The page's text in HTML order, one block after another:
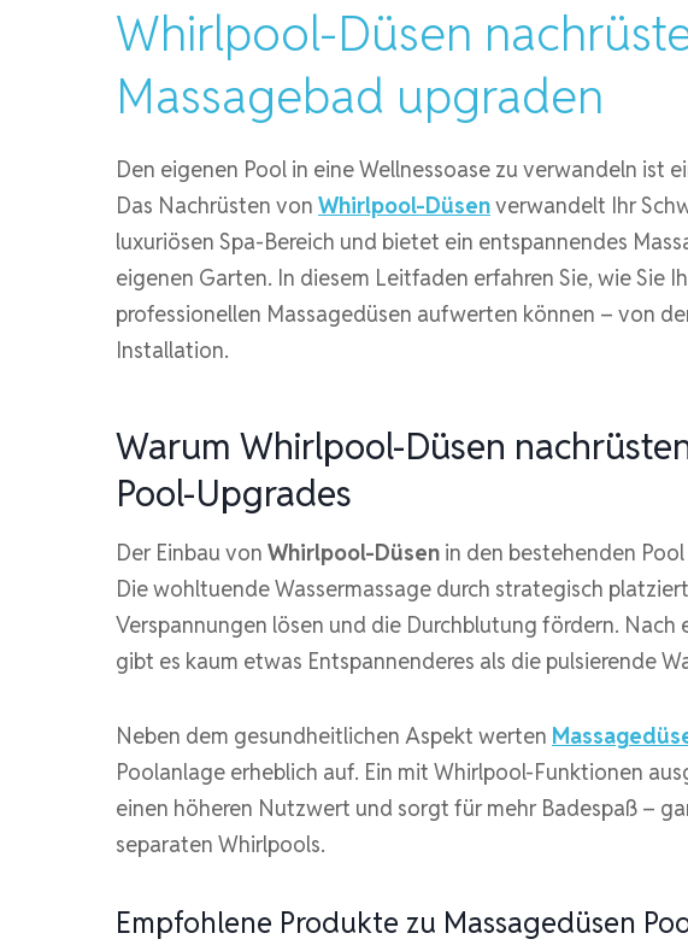
Whirlpool-Düsen
Massagebad upgraden
Den eigenen Pool in eine Wellnessoase zu verwandeln ist
Das Nachrüsten von Whirlpool-Düsenverwandelt Ihr
luxuriösen Spa-Bereich und bietet ein entspannendes
eigenen Garten. In diesem Leitfaden erfahren Sie, wie Sie
professionellen Massagedüsen aufwerten können – von
Installation.
Warum Whirlpool-Düsen
Pool-Upgrades
Der Einbau von Whirlpool-Düsen in den bestehenden
Die wohltuende Wassermassage durch strategisch
Verspannungen lösen und die Durchblutung fördern. Nach
gibt es kaum etwas Entspannenderes als die pulsierende
Neben dem gesundheitlichen Aspekt werten
Poolanlage erheblich auf. Ein mit Whirlpool-Funktionen
einen höheren Nutzwert und sorgt für mehr Badespaß –
separaten Whirlpools.
Empfohlene Produkte zu Massagedüsen